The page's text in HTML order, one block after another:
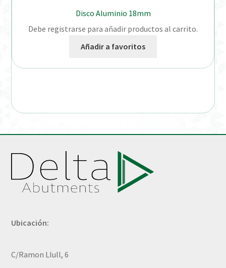
Disco Aluminio 18mm
Debe registrarse para añadir productos al carrito.
Añadir a favoritos
Ubicación:
C/Ramon Llull, 6